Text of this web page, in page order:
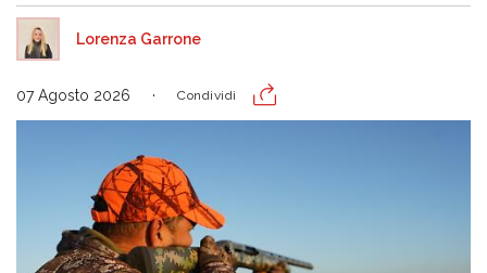
Lorenza Garrone
07 Agosto 2026 Condividi